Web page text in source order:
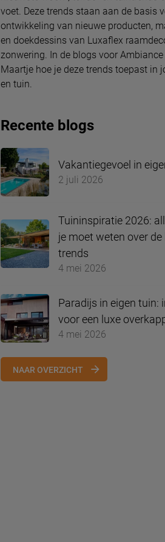
voet. Deze trends staan aan de basis
ontwikkeling van nieuwe producten,
en doekdessins van Luxaflex
zonwering. In de blogs voor
Maartje hoe je deze trends toepast in
en tuin.
Recente blogs
Vakantiegevoel in
2 juli 2026
Tuininspiratie 2026:
je moet weten over
trends
4 mei 2026
Paradijs in eigen tuin:
voor een luxe
4 mei 2026
NAAR OVERZICHT